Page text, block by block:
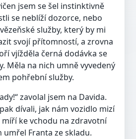
jsem se šel instinktivně
se neblíží dozorce, nebo
služby, který by mi
svojí přítomností, a zrovna
vjížděla černá dodávka se
Měla na nich umně vyvedený
pohřební služby.
zavolal jsem na Davida.
dívali, jak nám vozidlo mizí
ke vchodu na zdravotní
umřel Franta ze skladu.